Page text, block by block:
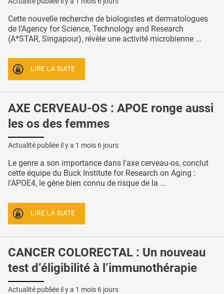
Cette nouvelle recherche de biologistes et dermatologues
de l’Agency for Science, Technology and Research
(A*STAR, Singapour), révèle une activité microbienne ...
LIRE LA SUITE
AXE CERVEAU-OS : APOE ronge aussi
les os des femmes
Actualité publiée il y a 1 mois 6 jours
Le genre a son importance dans l'axe cerveau-os, conclut
cette équipe du Buck Institute for Research on Aging :
l'APOE4, le gène bien connu de risque de la ...
LIRE LA SUITE
CANCER COLORECTAL : Un nouveau
test d’éligibilité à l’immunothérapie
Actualité publiée il y a 1 mois 6 jours